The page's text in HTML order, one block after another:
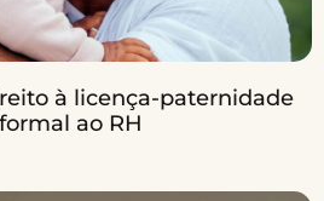
à licença-paternidade
ao RH